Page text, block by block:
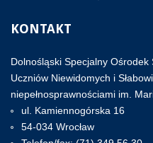
KONTAKT
Dolnośląski Specjalny
Uczniów Niewidomych i
niepełnosprawnościami im.
ul. Kamiennogórska 16
54-034 Wrocław